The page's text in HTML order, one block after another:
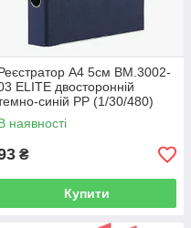
А4 5см BM.3002-
ELITE двосторонній
синій PP (1/30/480)
наявності
₴
Купити